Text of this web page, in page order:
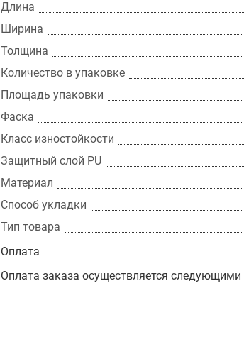
Длина
Ширина
Толщина
Количество в упаковке
Площадь упаковки
Фаска
Класс изностойкости
Защитный слой PU
Материал
Способ укладки
Тип товара
Оплата
Оплата заказа осуществляется